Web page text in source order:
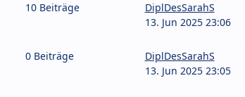
10 Beiträge
DiplDesSarahS
13. Jun 2025 23:06
0 Beiträge
DiplDesSarahS
13. Jun 2025 23:05